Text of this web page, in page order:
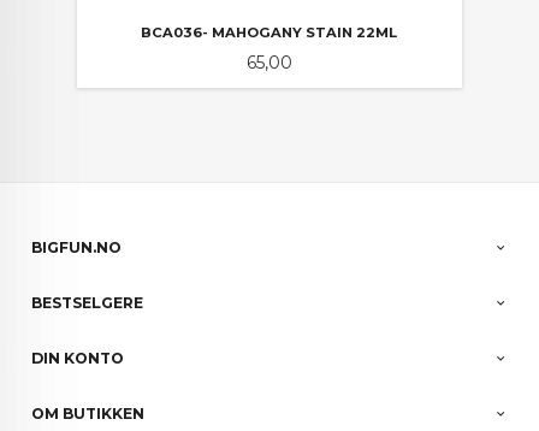
BCA036- MAHOGANY STAIN 22ML
Pris
65,00
BIGFUN.NO
BESTSELGERE
DIN KONTO
OM BUTIKKEN